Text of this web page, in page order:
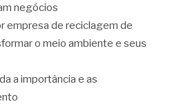
negócios
empresa de reciclagem de
o meio ambiente e seus
a importância e as